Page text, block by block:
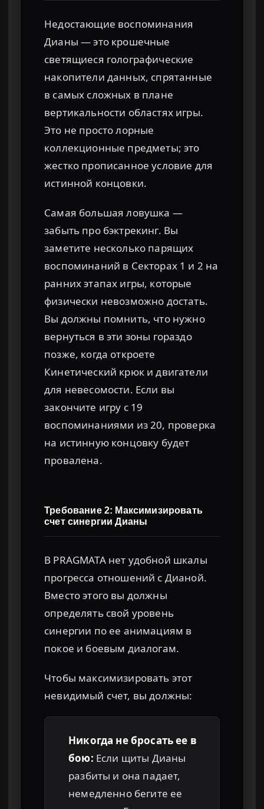
Недостающие воспоминания
Дианы — это крошечные
светящиеся голографические
накопители данных, спрятанные
в самых сложных в плане
вертикальности областях игры.
Это не просто лорные
коллекционные предметы; это
жестко прописанное условие для
истинной концовки.
Самая большая ловушка —
забыть про бэктрекинг. Вы
заметите несколько парящих
воспоминаний в Секторах 1 и 2 на
ранних этапах игры, которые
физически невозможно достать.
Вы должны помнить, что нужно
вернуться в эти зоны гораздо
позже, когда откроете
Кинетический крюк и двигатели
для невесомости. Если вы
закончите игру с 19
воспоминаниями из 20, проверка
на истинную концовку будет
провалена.
Требование 2: Максимизировать
счет синергии Дианы
В PRAGMATA нет удобной шкалы
прогресса отношений с Дианой.
Вместо этого вы должны
определять свой уровень
синергии по ее анимациям в
покое и боевым диалогам.
Чтобы максимизировать этот
невидимый счет, вы должны:
Никогда не бросать ее в
бою: Если щиты Дианы
разбиты и она падает,
немедленно бегите ее